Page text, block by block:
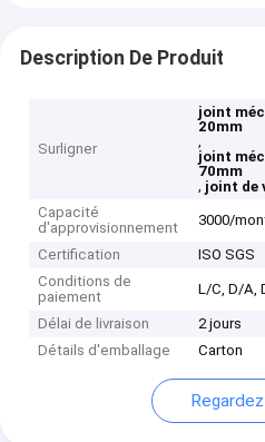
Description De Produit
Surligner
joint
20mm
,
joint
70mm
, joint de
Capacité
d'approvisionnement
3000/
Certification
ISO SGS
Conditions de
paiement
L/C, D/A,
Délai de livraison
2 jours
Détails d'emballage
Carton